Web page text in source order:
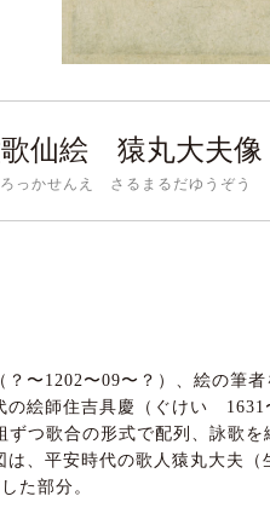
仙絵 猿丸大夫像
っかせんえ さるまるだゆうぞう
？〜1202〜09〜？）、絵の筆
の絵師住吉具慶（ぐけい 1631
ずつ歌合の形式で配列、詠歌
は、平安時代の歌人猿丸大夫
た部分。